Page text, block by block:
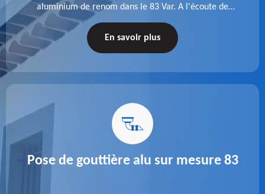
aluminium de renom dans le 83 Var. A l'écoute de
chaque besoin, notre équipe veille à réaliser des
gouttières performantes, durables et à la hauteur de
En savoir plus
Pose de gouttière alu sur mesure 83